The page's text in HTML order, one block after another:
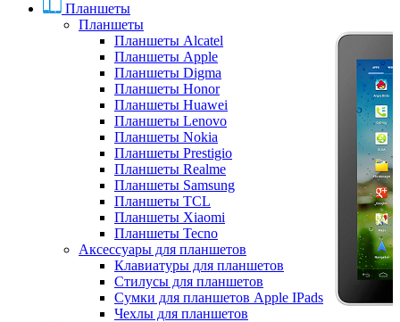
Планшеты
Планшеты
Планшеты Alcatel
Планшеты Apple
Планшеты Digma
Планшеты Honor
Планшеты Huawei
Планшеты Lenovo
Планшеты Nokia
Планшеты Prestigio
Планшеты Realme
Планшеты Samsung
Планшеты TCL
Планшеты Xiaomi
Планшеты Tecno
Аксессуары для планшетов
Клавиатуры для планшетов
Стилусы для планшетов
Сумки для планшетов Apple IPads
Чехлы для планшетов